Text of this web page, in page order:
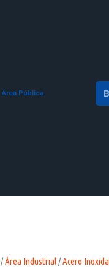
Área Pública
/Área Industrial/Acero